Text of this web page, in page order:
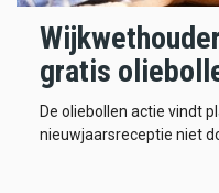
gratis
De oliebollen actie vindt
nieuwjaarsreceptie niet